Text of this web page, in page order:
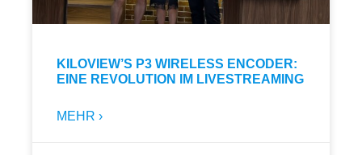
KILOVIEW’S P3 WIRELESS ENCODER:
EINE REVOLUTION IM LIVESTREAMING
MEHR ›